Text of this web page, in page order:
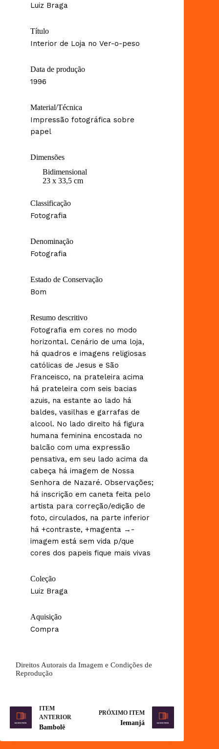
Luiz Braga
Título
Interior de Loja no Ver-o-peso
Data de produção
1996
Material/Técnica
Impressão fotográfica sobre
papel
Dimensões
Bidimensional
23 x 33,5 cm
Classificação
Fotografia
Denominação
Fotografia
Estado de Conservação
Bom
Resumo descritivo
Fotografia em cores no modo
horizontal. Cenário de uma loja,
há quadros e imagens religiosas
católicas de Jesus e São
Franceisco, na prateleira acima
há prateleira com seis bacias
azuis, na estante ao lado há
baldes, vasilhas e garrafas de
alcool. No lado direito há figura
humana feminina encostada no
balcão com uma expressão
pensativa, em seu lado acima da
cabeça há imagem de Nossa
Senhora de Nazaré. Observações;
há inscrição em caneta feita pelo
artista para correção/edição de
foto, circulados, na parte inferior
há +contraste, +magenta →-
imagem está sem vida p/que
cores dos papeis fique mais vivas
Coleção
Luiz Braga
Aquisição
Compra
Direitos Autorais da Imagem e Condições de
Reprodução
ITEM
ANTERIOR
Bambolê
PRÓXIMO ITEM
Iemanjá